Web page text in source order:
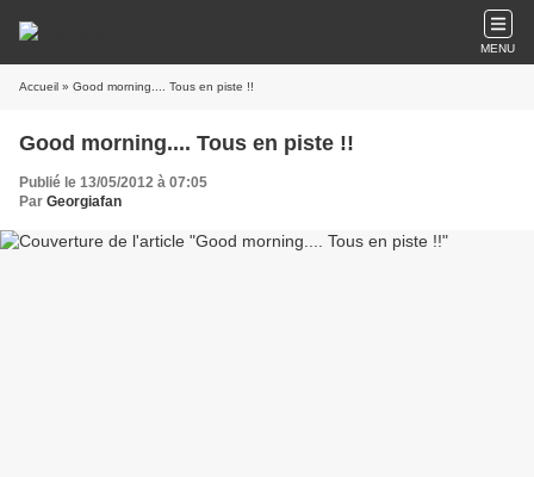
MENU
Accueil » Good morning.... Tous en piste !!
Good morning.... Tous en piste !!
Publié le 13/05/2012 à 07:05
Par Georgiafan